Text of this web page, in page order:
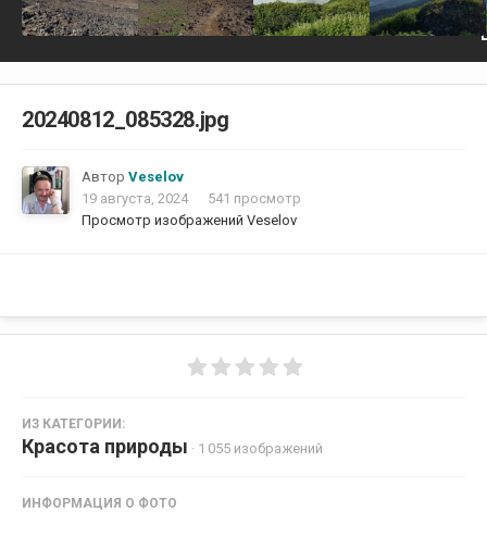
20240812_085328.jpg
Автор Veselov
19 августа, 2024
541 просмотр
Просмотр изображений Veselov
ИЗ КАТЕГОРИИ:
Красота природы · 1 055 изображений
ИНФОРМАЦИЯ О ФОТО